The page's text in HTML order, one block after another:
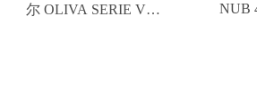
尔 OLIVA SERIE V
NUB